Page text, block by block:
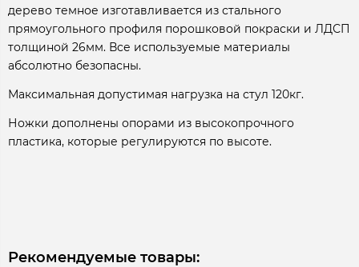
дерево темное изготавливается из стального
прямоугольного профиля порошковой покраски и ЛДСП
толщиной 26мм. Все используемые материалы
абсолютно безопасны.
Максимальная допустимая нагрузка на стул 120кг.
Ножки дополнены опорами из высокопрочного
пластика, которые регулируются по высоте.
Рекомендуемые товары: